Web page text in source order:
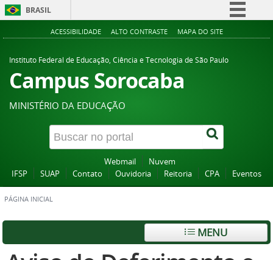
BRASIL
Simplifique!
Acesso à informação
Canais
ACESSIBILIDADE ALTO CONTRASTE MAPA DO SITE
Instituto Federal de Educação, Ciência e Tecnologia de São Paulo
Campus Sorocaba
MINISTÉRIO DA EDUCAÇÃO
Webmail
Nuvem
IFSP
SUAP Contato Ouvidoria Reitoria CPA Eventos
PÁGINA INICIAL
MENU